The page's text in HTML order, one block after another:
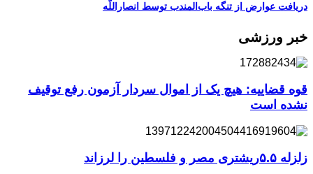
دریافت عوارض از تنگه باب‌المندب توسط انصاراللّه
خبر ورزشی
قوه قضاییه: هیچ یک از اموال سردار آزمون رفع توقیف
نشده است
زلزله ۵.۵ریشتری مصر و فلسطین را لرزاند